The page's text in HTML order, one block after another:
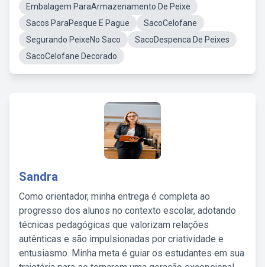
Embalagem ParaArmazenamento De Peixe
Sacos ParaPesque E Pague
SacoCelofane
Segurando PeixeNo Saco
SacoDespenca De Peixes
SacoCelofane Decorado
Sandra
Como orientador, minha entrega é completa ao
progresso dos alunos no contexto escolar, adotando
técnicas pedagógicas que valorizam relações
autênticas e são impulsionadas por criatividade e
entusiasmo. Minha meta é guiar os estudantes em sua